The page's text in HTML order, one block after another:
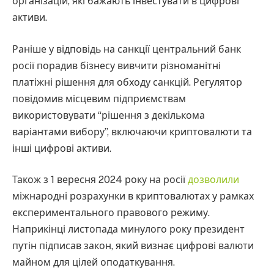
активи.
Раніше у відповідь на санкції центральний банк
росії порадив бізнесу вивчити різноманітні
платіжні рішення для обходу санкцій. Регулятор
повідомив місцевим підприємствам
використовувати “рішення з декількома
варіантами вибору”, включаючи криптовалюти та
інші цифрові активи.
Також з 1 вересня 2024 року на росіїдозволили
міжнародні розрахунки в криптовалютах у рамках
експериментального правового режиму.
Наприкінці листопада минулого року президент
путін підписав закон, який визнає цифрові валюти
майном для цілей оподаткування.